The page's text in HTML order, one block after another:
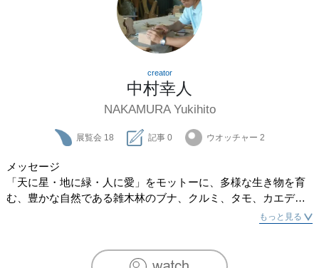
creator
中村幸人
NAKAMURA Yukihito
展覧会 18 記事 0 ウオッチャー 2
メッセージ
「天に星・地に緑・人に愛」をモットーに、多様な生き物を育
む、豊かな自然である雑木林のブナ、クルミ、タモ、カエデな
どの「無垢の木」を使い、楽器・音楽・自然等のイメージを作
しヴィオラ・ヴァイオリン演奏など音楽仲間とアンサンブルも
もっと見る